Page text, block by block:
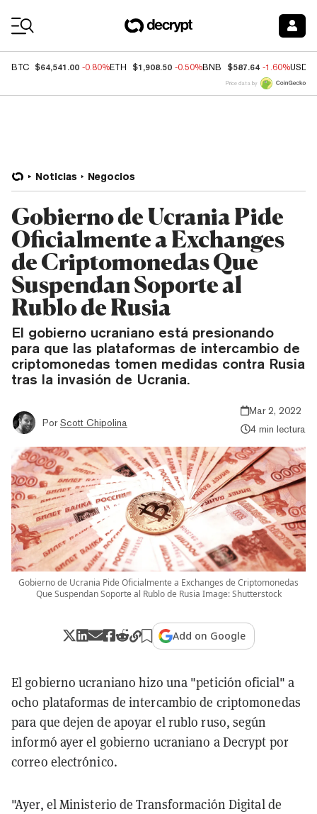
BTC $64,541.00 -0.80%ETH $1,908.50 -0.50%BNB $587.64 -1.60%USDC
Price data by
Noticias Negocios
Gobierno de Ucrania Pide
Oficialmente a Exchanges
de Criptomonedas Que
Suspendan Soporte al
Rublo de Rusia
El gobierno ucraniano está presionando
para que las plataformas de intercambio de
criptomonedas tomen medidas contra Rusia
tras la invasión de Ucrania.
Por Scott Chipolina
Mar 2, 2022
4 min lectura
Gobierno de Ucrania Pide Oficialmente a Exchanges de Criptomonedas
Que Suspendan Soporte al Rublo de Rusia Image: Shutterstock
Add on Google
El gobierno ucraniano hizo una "petición oficial" a
ocho plataformas de intercambio de criptomonedas
para que dejen de apoyar el rublo ruso, según
informó ayer el gobierno ucraniano a Decrypt por
correo electrónico.
"Ayer, el Ministerio de Transformación Digital de